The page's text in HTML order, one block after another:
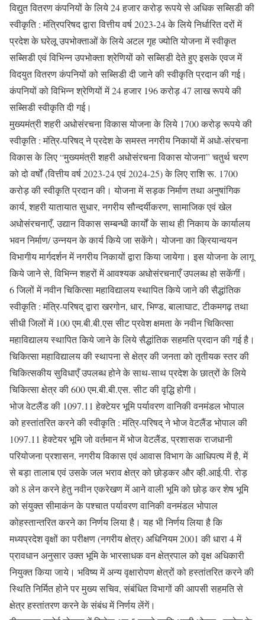
विद्युत वितरण कंपनियों के लिये 24 हजार करोड़ रूपये से अधिक सब्सिडी की
स्वीकृति : मंत्रिपरिषद द्वारा वित्तीय वर्ष 2023-24 के लिये निर्धारित दरों में
प्रदेश के घरेलू उपभोक्ताओं के लिये अटल गृह ज्योति योजना में स्वीकृत
सब्सिडी एवं विभिन्न उपभोक्ता श्रेणियों को सब्सिडी देते हुए इसके एवज में
विदयुत वितरण कंपनियों को सब्सिडी दी जाने की स्वीकृति प्रदान की गई।
कंपनियों को विभिन्न श्रेणियों में 24 हजार 196 करोड़ 47 लाख रूपये की
सब्सिडी स्वीकृति दी गई।
मुख्यमंत्री शहरी अधोसंरचना विकास योजना के लिये 1700 करोड़ रूपये की
स्वीकृति : मंत्रि-परिषद् ने प्रदेश के समस्त नगरीय निकायों में अधो-संरचना
विकास के लिए “मुख्यमंत्री शहरी अधोसंरचना विकास योजना” चतुर्थ चरण
को दो वर्षों (वित्तीय वर्ष 2023-24 एवं 2024-25) के लिए राशि रू. 1700
करोड़ की स्वीकृति प्रदान की। योजना में सड़क निर्माण तथा अनुषांगिक
कार्य, शहरी यातायात सुधार, नगरीय सौन्दर्यीकरण, सामाजिक एवं खेल
अधोसंरचनाएँ, उद्यान विकास सम्बन्धी कार्यों के साथ ही निकाय के कार्यालय
भवन निर्माण/ उन्नयन के कार्य किये जा सकेंगे। योजना का क्रियान्वयन
विभागीय मार्गदर्शन में नगरीय निकायों द्वारा किया जायेगा। इस योजना के लागू
किये जाने से, विभिन्न शहरों में आवश्यक अधोसंरचनाएँ उपलब्ध हो सकेंगीं।
6 जिलों में नवीन चिकित्सा महाविद्यालय स्थापित किये जाने की सैद्धांतिक
स्वीकृति : मंत्रि-परिषद् द्वारा खरगोन, धार, भिण्ड, बालाघाट, टीकमगढ़ तथा
सीधी जिलों में 100 एम.बी.बी.एस सीट प्रवेश क्षमता के नवीन चिकित्सा
महाविद्यालय स्थापित किये जाने के लिये सैद्धांतिक सहमति प्रदान की गई है।
चिकित्सा महाविद्यालय की स्थापना से क्षेत्र की जनता को तृतीयक स्तर की
चिकित्सकीय सुविधाएँ उपलब्ध होने के साथ-साथ प्रदेश के छात्रों के लिये
चिकित्सा क्षेत्र की 600 एम.बी.बी.एस. सीट की वृद्धि होगी।
भोज वेटलैंड की 1097.11 हेक्टेयर भूमि पर्यावरण वानिकी वनमंडल भोपाल
को हस्तांतरित करने की स्वीकृति : मंत्रि-परिषद् ने भोज वेटलैंड भोपाल की
1097.11 हेक्टेयर भूमि जो वर्तमान में भोज वेटलैंड, प्रशासक राजधानी
परियोजना प्रशासन, नगरीय विकास एवं आवास विभाग के आधिपत्य में है, में
से बड़ा तालाब एवं उसके जल भराव क्षेत्र को छोड़कर और व्ही.आई.पी. रोड़
को 8 लेन करने हेतु नवीन एकरेखण में आने वाली भूमि को छोड़ कर शेष भूमि
को संयुक्त सीमाकंन के पश्चात पर्यावरण वानिकी वनमंडल भोपाल
कोहस्तान्तरित करने का निर्णय लिया है। यह भी निर्णय लिया है कि
मध्यप्रदेश वृक्षों का परीक्षण (नगरीय क्षेत्र) अधिनियम 2001 की धारा 4 में
प्रावधान अनुसार उक्त भूमि के भारसाधक वन क्षेत्रपाल को वृक्ष अधिकारी
नियुक्त किया जाये। भविष्य में अन्य वृक्षारोपण क्षेत्रों को हस्तांतरित करने की
स्थिति निर्मित होने पर मुख्य सचिव, संबंधित विभागों की आपसी सहमति से
क्षेत्र हस्तांतरण करने के संबंध में निर्णय लेंगें।